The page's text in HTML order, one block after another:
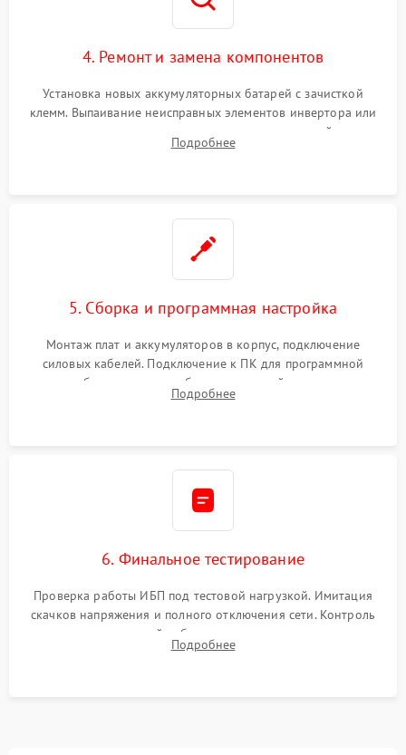
4. Ремонт и замена компонентов
Установка новых аккумуляторных батарей с зачисткой
клемм. Выпаивание неисправных элементов инвертора или
цепи зарядки и монтаж новых радиодеталей.
Восстановление поврежденных токоведущих дорожек и
Подробнее
5. Сборка и программная настройка
Монтаж плат и аккумуляторов в корпус, подключение
силовых кабелей. Подключение к ПК для программной
калибровки констант батареи, настройки порогов
срабатывания AVR и сброса счетчиков старения АКБ.
Подробнее
6. Финальное тестирование
Проверка работы ИБП под тестовой нагрузкой. Имитация
скачков напряжения и полного отключения сети. Контроль
времени автономной работы, температурного режима и
корректности формы выходного сигнала.
Подробнее